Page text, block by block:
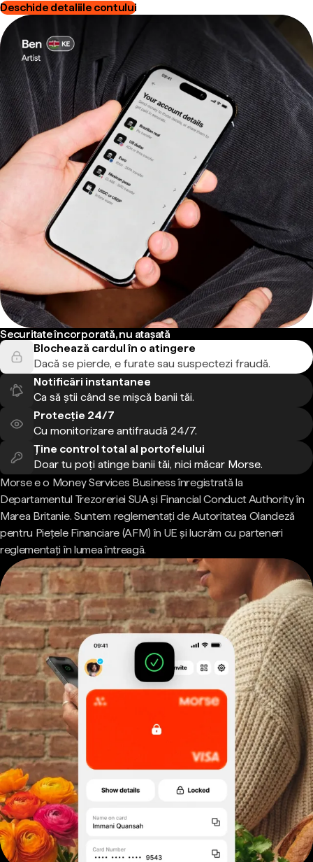
Deschide detaliile contului
Securitate încorporată, nu atașată
Blochează cardul în o atingere
Dacă se pierde, e furate sau suspectezi fraudă.
Notificări instantanee
Ca să știi când se mișcă banii tăi.
Protecție 24/7
Cu monitorizare antifraudă 24/7.
Ține control total al portofelului
Doar tu poți atinge banii tăi, nici măcar Morse.
Morse e o Money Services Business înregistrată la
Departamentul Trezoreriei SUA și Financial Conduct Authority în
Marea Britanie. Suntem reglementați de Autoritatea Olandeză
pentru Piețele Financiare (AFM) în UE și lucrăm cu parteneri
reglementați în lumea întreagă.